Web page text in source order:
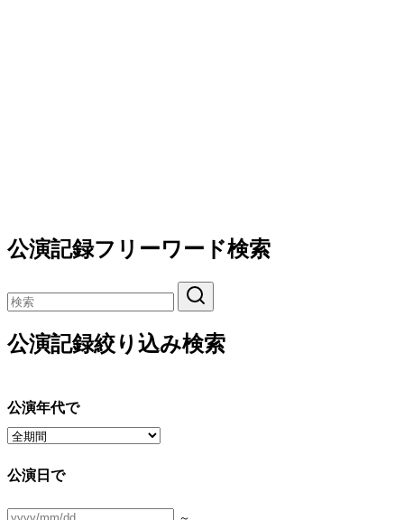
公演記録フリーワード検索
公演記録絞り込み検索
公演年代で
公演日で